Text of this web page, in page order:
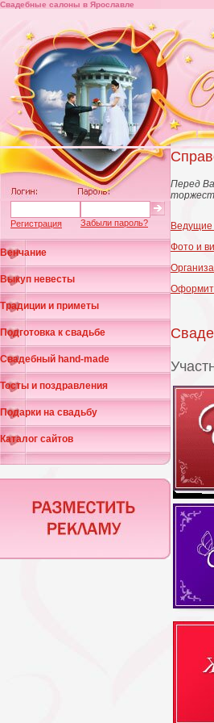
Свадебные салоны в Ярославле
Регистрация Забыли пароль?
Венчание
Выкуп невесты
Традиции и приметы
Подготовка к свадьбе
Свадебный hand-made
Тосты и поздравления
Подарки на свадьбу
Каталог сайтов
Перед
Фото и